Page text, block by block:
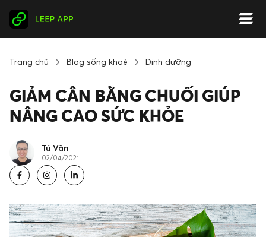
Trang chủ Blog sống khoẻ Dinh dưỡng
GIẢM CÂN BẰNG CHUỐI GIÚP
NÂNG CAO SỨC KHỎE
Tú Văn
02/04/2021